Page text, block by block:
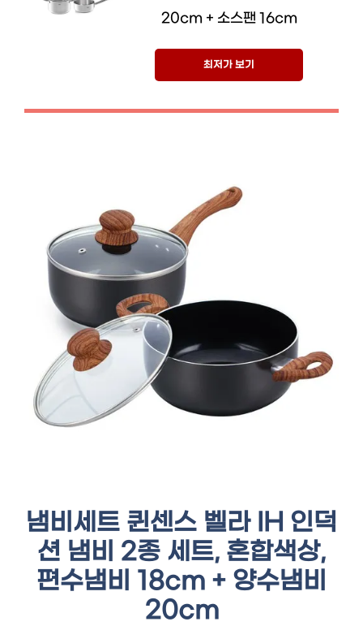
20cm + 소스팬 16cm
최저가 보기
냄비세트 퀸센스 벨라 IH 인덕
션 냄비 2종 세트, 혼합색상,
편수냄비 18cm + 양수냄비
20cm